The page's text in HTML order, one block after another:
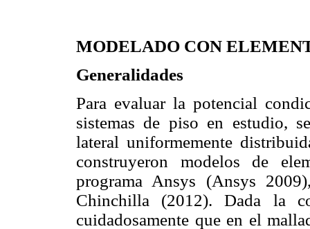
MODELADO CON
Generalidades
Para evaluar la potencial
sistemas de piso en estudio,
lateral uniformemente
construyeron modelos de
programa Ansys (Ansys
Chinchilla (2012). Dada la
cuidadosamente que en el